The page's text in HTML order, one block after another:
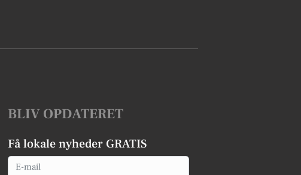
BLIV OPDATERET
Få lokale nyheder GRATIS
Email